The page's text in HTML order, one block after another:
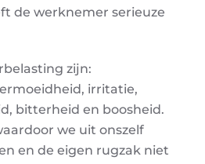
de werknemer serieuze
zijn:
irritatie,
bitterheid en boosheid.
we uit onszelf
en de eigen rugzak niet